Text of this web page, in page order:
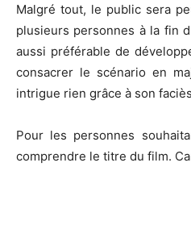
Malgré tout, le public sera
plusieurs personnes à la fin
aussi préférable de
consacrer le scénario en
intrigue rien grâce à son
Pour les personnes
comprendre le titre du film.